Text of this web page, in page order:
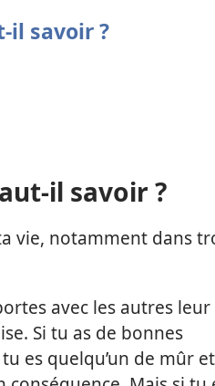
il savoir ?
il savoir ?
vie, notamment dans
avec les autres leur
Si tu as de bonnes
es quelqu’un de mûr et